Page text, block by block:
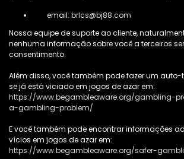
email: brlcs@bj88.com
N​ossa equipe de suporte ao cliente,
nenhuma informação sobre você a terceiros
consentimento.
Além disso, você também pode fazer um
se já está viciado em jogos de azar em:
https://www.begambleaware.org/gambling-
a-gambling-problem/
E você também pode encontrar informações
vícios em jogos de azar em:
https://www.begambleaware.org/safer-